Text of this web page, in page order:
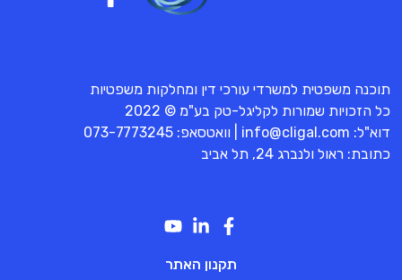
תוכנה משפטית למשרדי עורכי דין ומחלקות משפטיות
כל הזכויות שמורות לקליגל-טק בע"מ © 2022
דוא"ל: info@cligal.com | וואטסאפ: 073-7773245
כתובת: ראול ולנברג 24, תל אביב
תקנון האתר